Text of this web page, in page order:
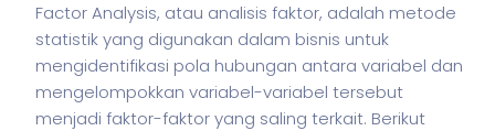
Factor Analysis, atau analisis faktor, adalah metode
statistik yang digunakan dalam bisnis untuk
mengidentifikasi pola hubungan antara variabel dan
mengelompokkan variabel-variabel tersebut
menjadi faktor-faktor yang saling terkait. Berikut